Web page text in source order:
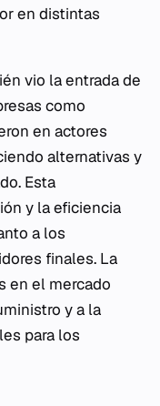
en distintas
vio la entrada de
como
en actores
alternativas y
Esta
y la eficiencia
a los
finales. La
en el mercado
y a la
para los